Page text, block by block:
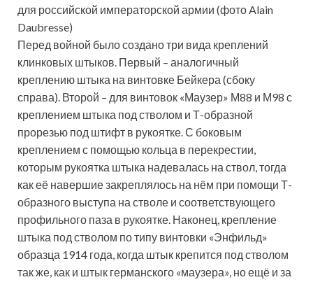
для российской императорской армии (фото Alain
Daubresse)
Перед войной было создано три вида креплений
клинковых штыков. Первый – аналогичный
креплению штыка на винтовке Бейкера (сбоку
справа). Второй – для винтовок «Маузер» М88 и М98 с
креплением штыка под стволом и Т-образной
прорезью под штифт в рукоятке. С боковым
креплением с помощью кольца в перекрестии,
которым рукоятка штыка надевалась на ствол, тогда
как её навершие закреплялось на нём при помощи Т-
образного выступа на стволе и соответствующего
профильного паза в рукоятке. Наконец, крепление
штыка под стволом по типу винтовки «Энфильд»
образца 1914 года, когда штык крепится под стволом
так же, как и штык германского «маузера», но ещё и за